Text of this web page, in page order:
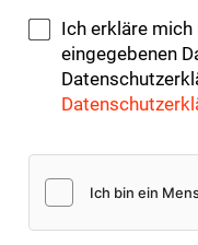
Ich erkläre
eingegebenen